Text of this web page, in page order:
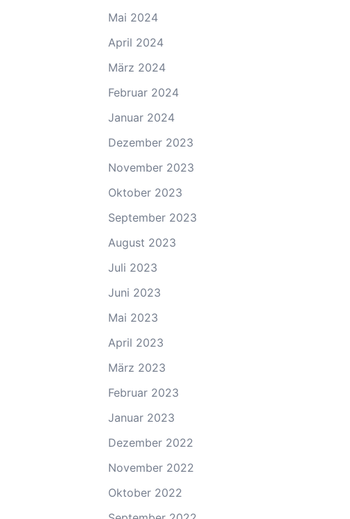
Mai 2024
April 2024
März 2024
Februar 2024
Januar 2024
Dezember 2023
November 2023
Oktober 2023
September 2023
August 2023
Juli 2023
Juni 2023
Mai 2023
April 2023
März 2023
Februar 2023
Januar 2023
Dezember 2022
November 2022
Oktober 2022